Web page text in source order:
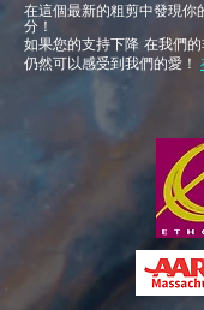
在這個最新的粗剪中發現你
分！
如果您的支持下降 在我們
仍然可以感受到我們的愛！